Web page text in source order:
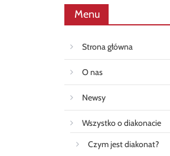
Menu
Strona główna
O nas
Newsy
Wszystko o diakonacie
Czym jest diakonat?